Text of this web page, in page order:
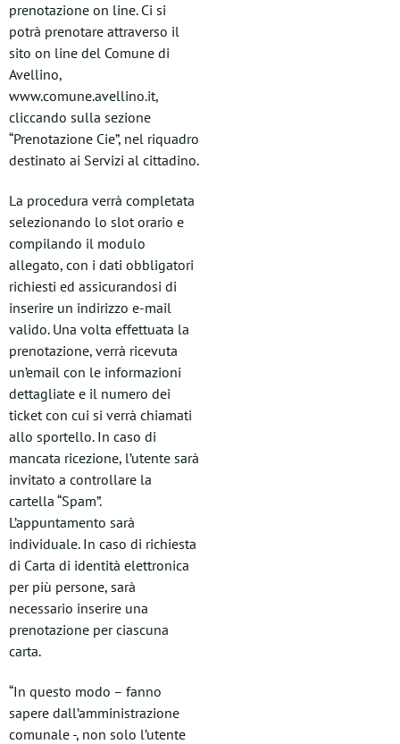
prenotazione on line. Ci si
potrà prenotare attraverso il
sito on line del Comune di
Avellino,
www.comune.avellino.it,
cliccando sulla sezione
“Prenotazione Cie”, nel riquadro
destinato ai Servizi al cittadino.
La procedura verrà completata
selezionando lo slot orario e
compilando il modulo
allegato, con i dati obbligatori
richiesti ed assicurandosi di
inserire un indirizzo e-mail
valido. Una volta effettuata la
prenotazione, verrà ricevuta
un’email con le informazioni
dettagliate e il numero dei
ticket con cui si verrà chiamati
allo sportello. In caso di
mancata ricezione, l’utente sarà
invitato a controllare la
cartella “Spam”.
L’appuntamento sarà
individuale. In caso di richiesta
di Carta di identità elettronica
per più persone, sarà
necessario inserire una
prenotazione per ciascuna
carta.
“In questo modo – fanno
sapere dall’amministrazione
comunale -, non solo l’utente